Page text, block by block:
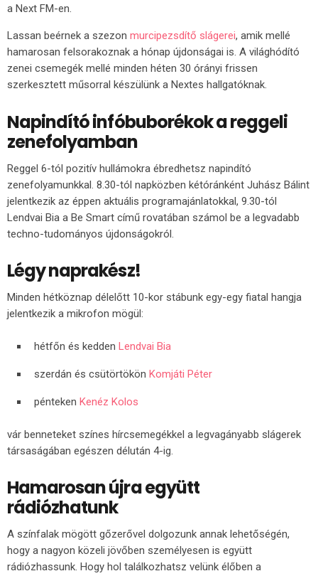
a Next FM-en.
Lassan beérnek a szezon murcipezsdítő slágerei, amik mellé
hamarosan felsorakoznak a hónap újdonságai is. A világhódító
zenei csemegék mellé minden héten 30 órányi frissen
szerkesztett műsorral készülünk a Nextes hallgatóknak.
Napindító infóbuborékok a reggeli
zenefolyamban
Reggel 6-tól pozitív hullámokra ébredhetsz napindító
zenefolyamunkkal. 8.30-tól napközben kétóránként Juhász Bálint
jelentkezik az éppen aktuális programajánlatokkal, 9.30-tól
Lendvai Bia a Be Smart című rovatában számol be a legvadabb
techno-tudományos újdonságokról.
Légy naprakész!
Minden hétköznap délelőtt 10-kor stábunk egy-egy fiatal hangja
jelentkezik a mikrofon mögül:
hétfőn és kedden Lendvai Bia
szerdán és csütörtökön Komjáti Péter
pénteken Kenéz Kolos
vár benneteket színes hírcsemegékkel a legvagányabb slágerek
társaságában egészen délután 4-ig.
Hamarosan újra együtt
rádiózhatunk
A színfalak mögött gőzerővel dolgozunk annak lehetőségén,
hogy a nagyon közeli jövőben személyesen is együtt
rádiózhassunk. Hogy hol találkozhatsz velünk élőben a